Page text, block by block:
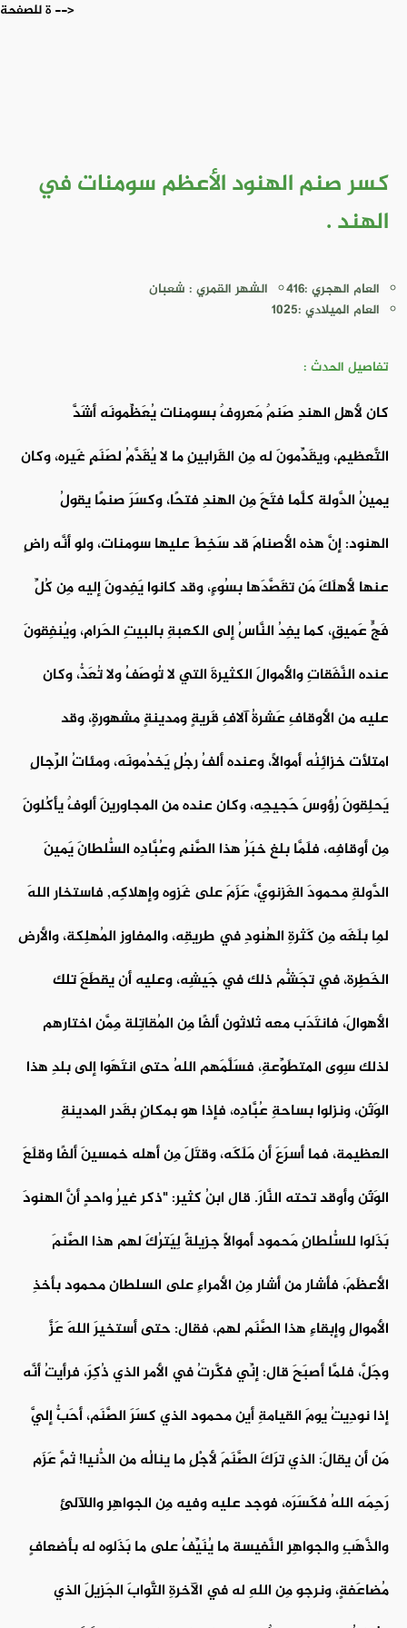
ة للصفحة -->
كسر صنم الهنود الأعظم سومنات في
الهند .
العام الهجري :416
الشهر القمري : شعبان
العام الميلادي :1025
تفاصيل الحدث :
كان لأهلِ الهندِ صَنمٌ مَعروفٌ بسومنات يُعَظِّمونَه أشَدَّ
التَّعظيمِ، ويقَدِّمونَ له مِن القَرابينِ ما لا يُقَدَّمُ لصَنَمٍ غَيرِه، وكان
يمينُ الدَّولة كلَّما فتَحَ مِن الهندِ فتحًا، وكسَرَ صنمًا يقولُ
الهنود: إنَّ هذه الأصنامَ قد سَخِطَ عليها سومنات، ولو أنَّه راضٍ
عنها لأهلَكَ مَن تقَصَّدَها بسُوءٍ، وقد كانوا يَفِدونَ إليه مِن كُلِّ
فَجٍّ عَميقٍ، كما يفِدُ النَّاسُ إلى الكعبةِ بالبيتِ الحَرامِ، ويُنفِقونَ
عنده النَّفَقاتِ والأموالَ الكثيرةَ التي لا تُوصَفُ ولا تُعَدُّ، وكان
عليه من الأوقافِ عَشرةُ آلافِ قَريةٍ ومدينةٍ مشهورةٍ، وقد
امتلأت خزائِنُه أموالًا، وعنده ألفُ رجُلٍ يَخدُمونَه، ومئاتُ الرِّجالِ
يَحلِقونَ رُؤوسَ حَجيجِه، وكان عنده من المجاورينَ ألوفٌ يأكُلونَ
مِن أوقافِه، فلَمَّا بلغ خبَرُ هذا الصَّنمِ وعُبَّادِه السُّلطانَ يَمينَ
الدَّولةِ محمودَ الغَزنويَّ، عَزَمَ على غَزوِه وإهلاكِه, فاستخار اللهَ
لِما بلَغَه مِن كَثرةِ الهُنودِ في طريقِه، والمفاوِز المُهلِكة، والأرض
الخَطِرة، في تجَشُّم ذلك في جَيشِه، وعليه أن يقطَعَ تلك
الأهوالَ، فانتَدَب معه ثلاثون ألفًا مِن المُقاتِلة مِمَّن اختارهم
لذلك سِوى المتطَوِّعةِ، فسَلَّمَهم اللهُ حتى انتَهَوا إلى بلدِ هذا
الوَثَن، ونزلوا بساحةِ عُبَّادِه، فإذا هو بمكانٍ بقَدرِ المدينةِ
العظيمة، فما أسرَعَ أن مَلَكَه، وقتَلَ مِن أهله خمسينَ ألفًا وقلَعَ
الوَثَن وأوقد تحته النَّارَ. قال ابنُ كثير: "ذكر غيرُ واحدٍ أنَّ الهنودَ
بَذَلوا للسُّلطانِ مَحمود أموالًا جزيلةً لِيَترُكَ لهم هذا الصَّنمَ
الأعظَمَ، فأشار من أشار مِن الأمراءِ على السلطان محمود بأخذِ
الأموالِ وإبقاءِ هذا الصَّنَم لهم، فقال: حتى أستخيرَ اللهَ عَزَّ
وجَلَّ، فلمَّا أصبَحَ قال: إنِّي فكَّرتُ في الأمرِ الذي ذُكِرَ، فرأيتُ أنَّه
إذا نودِيتُ يومَ القيامةِ أين محمود الذي كسَرَ الصَّنَم، أحَبُّ إليَّ
مَن أن يقالَ: الذي ترَكَ الصَّنَمَ لأجْلِ ما ينالُه من الدُّنيا! ثمَّ عَزَم
رَحِمَه اللهُ فكَسَرَه، فوجد عليه وفيه مِن الجواهِرِ واللآلئِ
والذَّهَبِ والجواهِرِ النَّفيسة ما يُنَيِّفُ على ما بَذَلوه له بأضعافٍ
مُضاعَفةٍ، ونرجو مِن اللهِ له في الآخرةِ الثَّوابَ الجَزيلَ الذي